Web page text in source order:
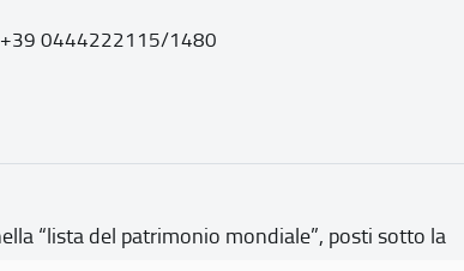
+39 0444222115/1480
“lista del patrimonio mondiale”, posti sotto la